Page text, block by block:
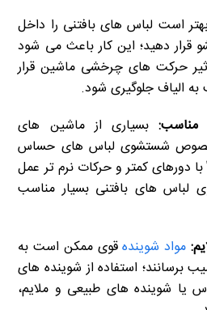
است لباس های بافتنی را داخل
دهید؛ این کار باعث می شود
حرکت های چرخشی ماشین قرار
الیاف جلوگیری شود.
مناسب:بسیاری از ماشین های
شستشوی لباس های حساس
با دورهای کمتر و حرکات نرم تر عمل
لباس های بافتنی بسیار مناسب
مواد شویندهقوی ممکن است به
برسانند؛ استفاده از شوینده های
شوینده های طبیعی و ملایم،